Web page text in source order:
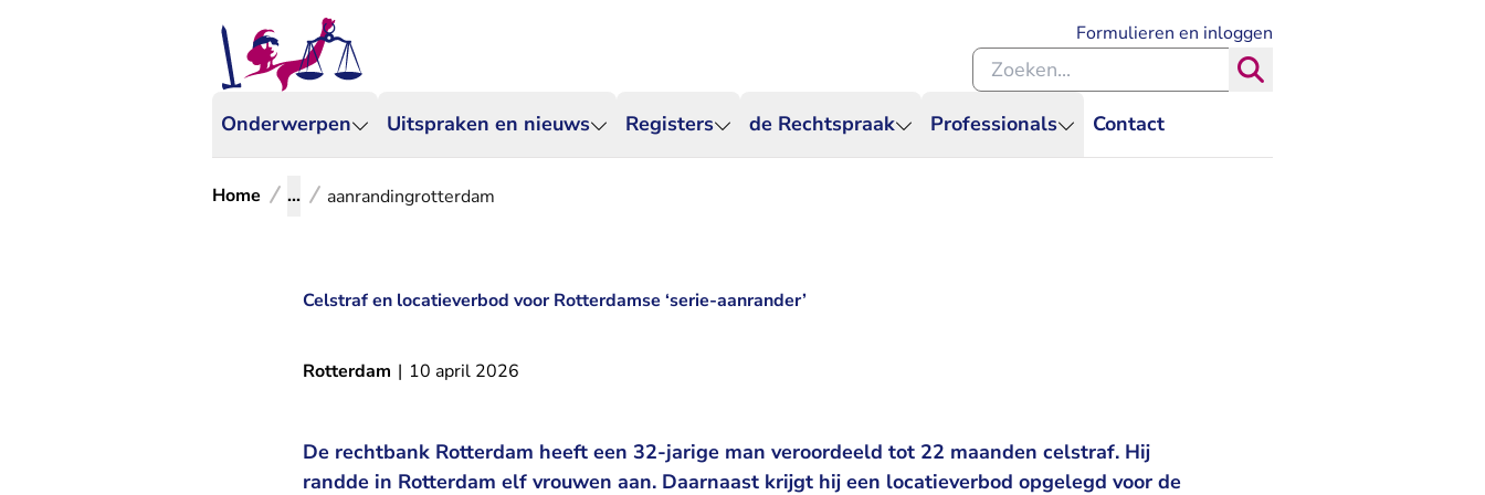
Onderwerpen Uitspraken en nieuws Registers de Rechtspraak Professionals Contact
Formulieren en inloggen
Zoeken binnen de Rechtspraak
Home ... aanrandingrotterdam
Celstraf en locatieverbod voor Rotterdamse ‘serie-aanrander’
Rotterdam | 10 april 2026
De rechtbank Rotterdam heeft een 32-jarige man veroordeeld tot 22 maanden celstraf. Hij
randde in Rotterdam elf vrouwen aan. Daarnaast krijgt hij een locatieverbod opgelegd voor de